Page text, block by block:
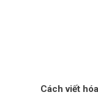
Cách viết